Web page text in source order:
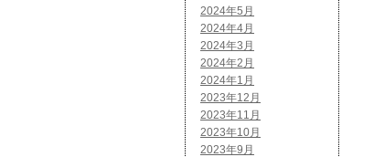
2024年5月
2024年4月
2024年3月
2024年2月
2024年1月
2023年12月
2023年11月
2023年10月
2023年9月